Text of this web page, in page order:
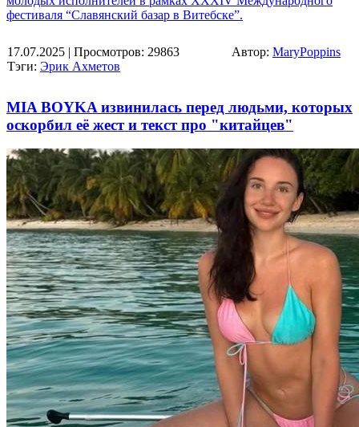
фестиваля “Славянский базар в Витебске”.
17.07.2025 | Просмотров: 29863
Тэги: Эрик Ахметов
Автор: MaryPoppins
MIA BOYKA извинилась перед людьми, которых
оскорбил её жест и текст про "китайцев"